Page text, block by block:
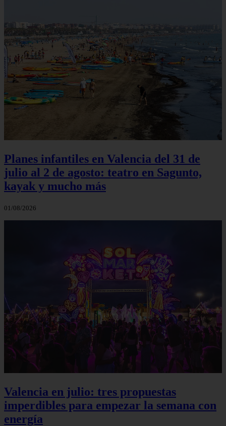
Planes infantiles en Valencia del 31 de
julio al 2 de agosto: teatro en Sagunto,
kayak y mucho más
01/08/2026
Valencia en julio: tres propuestas
imperdibles para empezar la semana con
energía